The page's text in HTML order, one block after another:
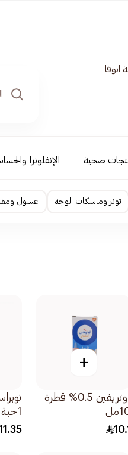
انوفا
صحية الإنفلونزا
تونر وماسكات الوجه غسول
+
أوتريفين 0.5% قطرة
10.1
1حبة